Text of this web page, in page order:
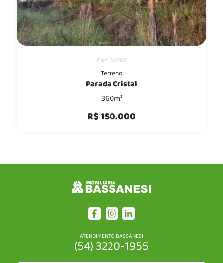
Cód. 34868
Terreno
Parada Cristal
360m²
R$ 150.000
ATENDIMENTO BASSANESI
(54) 3220-1955